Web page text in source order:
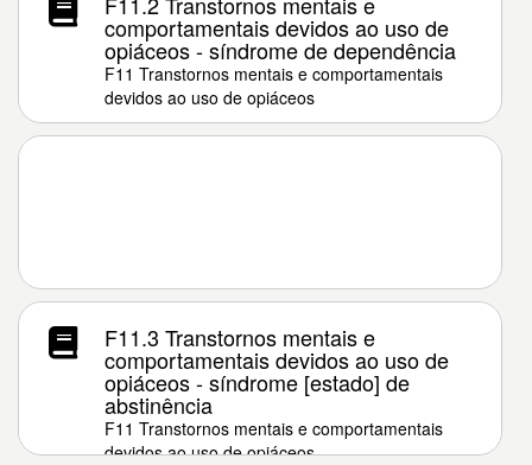
comportamentais devidos ao uso de
opiáceos - síndrome de dependência
F11 Transtornos mentais e comportamentais
devidos ao uso de opiáceos
F11.3 Transtornos mentais e
comportamentais devidos ao uso de
opiáceos - síndrome [estado] de
abstinência
F11 Transtornos mentais e comportamentais
devidos ao uso de opiáceos